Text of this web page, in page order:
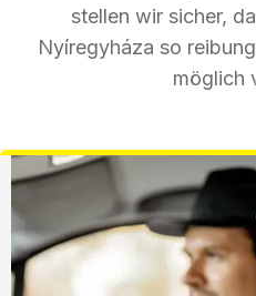
stellen wir sicher,
Nyíregyháza so
möglich